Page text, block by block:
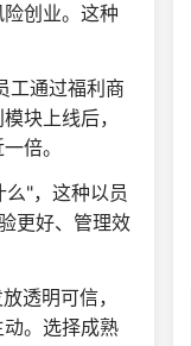
创业。这种
工通过福利商
块上线后，
倍。
"，这种以员
更好、管理效
透明可信，
。选择成熟